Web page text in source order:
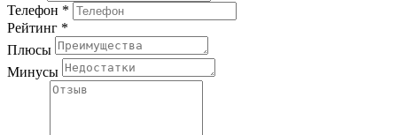
Телефон *
Рейтинг *
Плюсы
Минусы